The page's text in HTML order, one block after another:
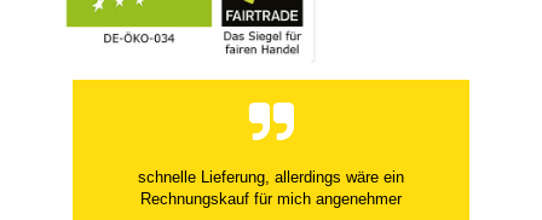
schnelle Lieferung, allerdings wäre ein
Rechnungskauf für mich angenehmer